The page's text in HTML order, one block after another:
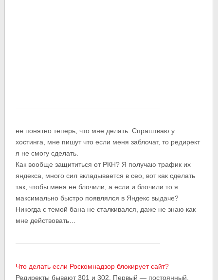
не понятно теперь, что мне делать. Спраштваю у
хостинга, мне пишут что если меня заблочат, то редирект
я не смогу сделать.
Как вообще защититься от РКН? Я получаю трафик их
яндекса, много сил вкладывается в сео, вот как сделать
так, чтобы меня не блочили, а если и блочили то я
максимально быстро появлялся в Яндекс выдаче?
Никогда с темой бана не сталкивался, даже не знаю как
мне действовать…
Что делать если Роскомнадзор блокирует сайт?
Редиректы бывают 301 и 302. Первый — постоянный,